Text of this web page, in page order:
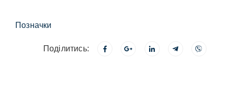
Позначки
Поділитись: